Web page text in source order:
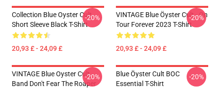
Collection Blue Oyster Cult
Short Sleeve Black T-Shirt
20,93 £ - 24,09 £
-20%
VINTAGE Blue Öyster Cult - On
Tour Forever 2023 T-Shirt
20,93 £ - 24,09 £
-20%
VINTAGE Blue Oyster Cult
Band Don't Fear The Roaper
-20%
Blue Öyster Cult BOC
Essential T-Shirt
-20%